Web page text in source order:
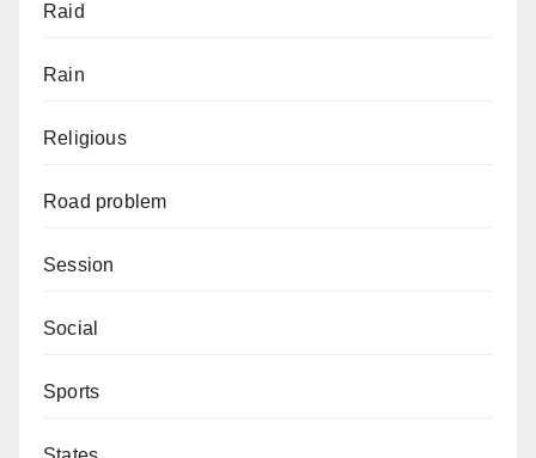
Raid
Rain
Religious
Road problem
Session
Social
Sports